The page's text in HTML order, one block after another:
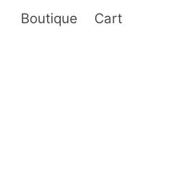
Boutique Cart